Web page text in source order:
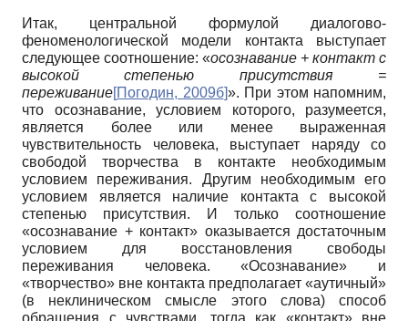
Итак, центральной формулой диалогово-
феноменологической модели контакта выступает
следующее соотношение: «осознавание + контакт с
высокой степенью присутствия =
переживание[Погодин, 2009б]». При этом напомним,
что осознавание, условием которого, разумеется,
является более или менее выраженная
чувствительность человека, выступает наряду со
свободой творчества в контакте необходимым
условием переживания. Другим необходимым его
условием является наличие контакта с высокой
степенью присутствия. И только соотношение
«осознавание + контакт» оказывается достаточным
условием для восстановления свободы
переживания человека. «Осознавание» и
«творчество» вне контакта предполагает «аутичный»
(в неклиническом смысле этого слова) способ
обращения с чувствами, тогда как «контакт» вне